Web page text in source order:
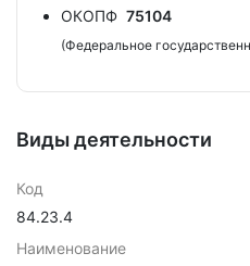
ОКОПФ 75104
(Федеральное
Виды деятельности
Код
84.23.4
Наименование